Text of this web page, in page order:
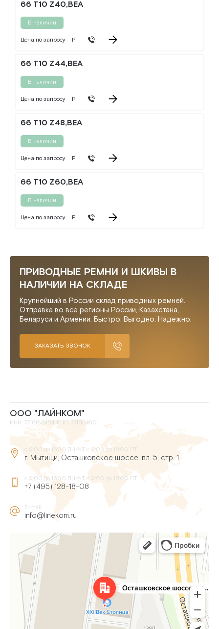
66 T10 Z40,BEA
В наличии
Цена по запросу Р
66 T10 Z44,BEA
В наличии
Цена по запросу Р
66 T10 Z48,BEA
В наличии
Цена по запросу Р
66 T10 Z60,BEA
В наличии
Цена по запросу Р
ПРИВОДНЫЕ РЕМНИ И ШКИВЫ В
НАЛИЧИИ НА СКЛАДЕ
Крупнейший в России склад приводных ремней.
Отправка во все регионы России, Казахстана,
Беларуси и Армении. Быстро. Выгодно. Надежно.
ЗАКАЗАТЬ ЗВОНОК
ООО "ЛАЙНКОМ"
ИНН: 7716186454, КПП: 771601001
с 9:00 до 16:30 ПН-ЧТ, с 9:00 до 16:00 ПТ
г. Мытищи, Осташковское шоссе, вл. 5, стр. 1
с 9:00 до 16:30 ПН-ЧТ, с 9:00 до 16:00 ПТ
+7 (495) 128-18-08
E-mail
info@linekom.ru